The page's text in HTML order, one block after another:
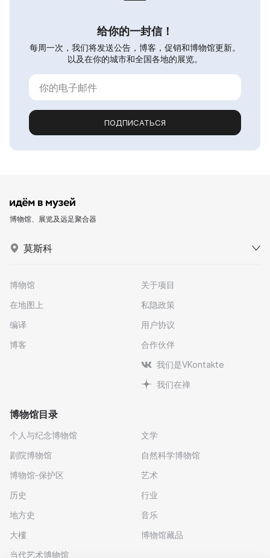
给你的一封信！
每周一次，我们将发送公告，博客，促销和博物馆更新。
以及在你的城市和全国各地的展览。
ПОДПИСАТЬСЯ
博物馆、展览及远足聚合器
莫斯科
博物馆
在地图上
编译
博客
关于项目
私隐政策
用户协议
合作伙伴
我们是VKontakte
我们在禅
博物馆目录
个人与纪念博物馆
剧院博物馆
博物馆-保护区
历史
地方史
大樓
当代艺术博物馆
文学
自然科学博物馆
艺术
行业
音乐
博物馆藏品